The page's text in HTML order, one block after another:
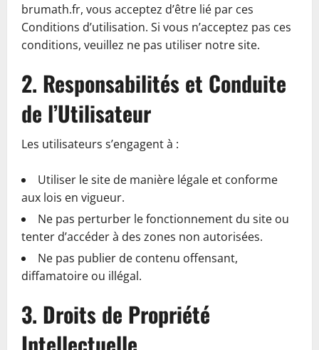
brumath.fr, vous acceptez d’être lié par ces
Conditions d’utilisation. Si vous n’acceptez pas ces
conditions, veuillez ne pas utiliser notre site.
2. Responsabilités et Conduite
de l’Utilisateur
Les utilisateurs s’engagent à :
Utiliser le site de manière légale et conforme
aux lois en vigueur.
Ne pas perturber le fonctionnement du site ou
tenter d’accéder à des zones non autorisées.
Ne pas publier de contenu offensant,
diffamatoire ou illégal.
3. Droits de Propriété